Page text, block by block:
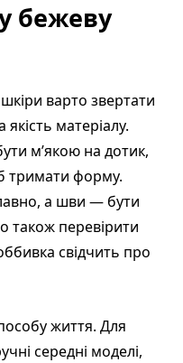
бежеву
варто звертати
матеріалу.
м’якою на дотик,
тримати форму.
а шви — бути
також перевірити
свідчить про
життя. Для
середні моделі,